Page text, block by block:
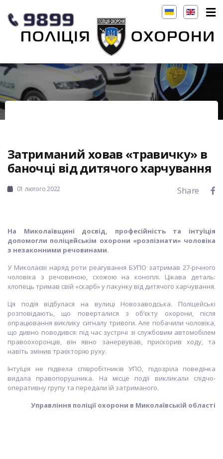
Затриманий ховав «травичку» в
баночці від дитячого харчування
01 лютого 2022 Share
На Миколаївщині досвід, професійність та інтуїція
допомогли поліцейськім охорони «розпізнати» чоловіка
з незаконними речовинами.
У Миколаєві наряд роти реагування БУПО затримав 27-річного
чоловіка з речовиною, схожою на коноплі. Цікава деталь:
хлопець тримав свій «скарб» у пакунку від дитячого харчування.
Ця подія відбулася на вулиці Новозаводська. Поліцейські
розповідають, що поверталися з об’єкту охорони, після
опрацювання виклику сигналу тривоги. Але побачили чоловіка,
що дивно поводився: під час зустрічі зі службовим автомобілем
правоохоронців, він явно занервував, прискорив ходу, та
навіть змінив траєкторію руху.
Інтуїція не підвела співробітників УПО, підозріла поведінка
видала правопорушника. На місце події викликали слідчо-
оперативну групу та передали їй затриманого.
Управління поліції охорони в Миколаївській області